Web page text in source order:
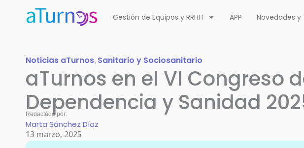
Gestión de Equipos y RRHH APP Novedades y
Noticias aTurnos, Sanitario y Sociosanitario
aTurnos en el VI Congreso
Dependencia y Sanidad
Redactado por:
Marta Sánchez Díaz
13 marzo, 2025